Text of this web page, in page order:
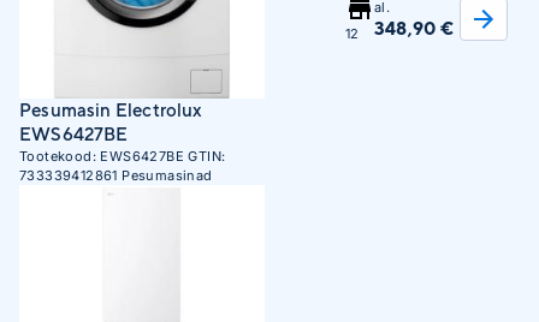
Pesumasin Electrolux
EWS6427BE
Tootekood: EWS6427BE GTIN:
733339412861 Pesumasinad
12
al.
348,90 €